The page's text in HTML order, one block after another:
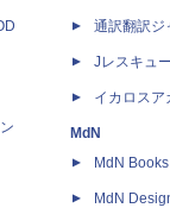
通訳翻訳ジ
Jレスキュ
イカロスア
MdN
MdN Books
MdN